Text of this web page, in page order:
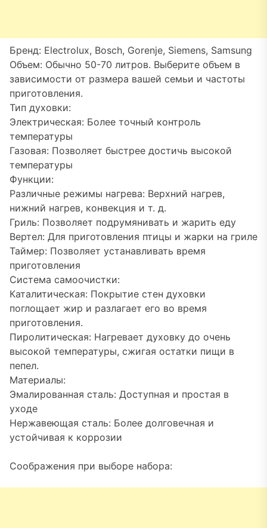
Бренд: Electrolux, Bosch, Gorenje, Siemens, Samsung
Объем: Обычно 50-70 литров. Выберите объем в
зависимости от размера вашей семьи и частоты
приготовления.
Тип духовки:
Электрическая: Более точный контроль
температуры
Газовая: Позволяет быстрее достичь высокой
температуры
Функции:
Различные режимы нагрева: Верхний нагрев,
нижний нагрев, конвекция и т. д.
Гриль: Позволяет подрумянивать и жарить еду
Вертел: Для приготовления птицы и жарки на гриле
Таймер: Позволяет устанавливать время
приготовления
Система самоочистки:
Каталитическая: Покрытие стен духовки
поглощает жир и разлагает его во время
приготовления.
Пиролитическая: Нагревает духовку до очень
высокой температуры, сжигая остатки пищи в
пепел.
Материалы:
Эмалированная сталь: Доступная и простая в
уходе
Нержавеющая сталь: Более долговечная и
устойчивая к коррозии
Соображения при выборе набора: